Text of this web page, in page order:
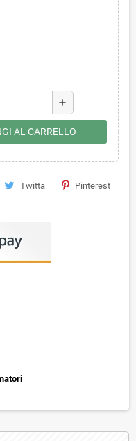
add
AL CARRELLO
Twitta Pinterest